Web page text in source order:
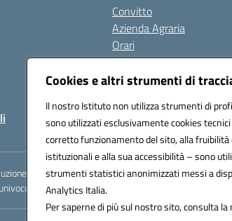
Cookies e altri strumenti di
Il nostro Istituto non utilizza strumenti di
sono utilizzati esclusivamente cookies
corretto funzionamento del sito, alla fruibilità
istituzionali e alla sua accessibilità – sono
strumenti statistici anonimizzati messi a
Analytics Italia.
Per saperne di più sul nostro sito, consulta la
Convitto
Azienda Agraria
Orari
Contatti
Privacy Policy
Seguici su:
- PEC: anis01700P@pec.istruzione.it
fatturazione elettronica (CUF): UFBMDS